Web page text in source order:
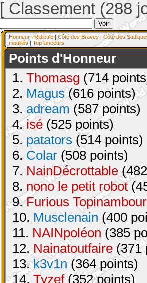
[ Classement (288
Honneur|Ridicule | Côté des Braves | Côté des
mouillés| Top lanceurs
Points d'Honneur
1. Thomasg (714
2. Magus(616 points)
3. adream (587 points)
4.isé (525 points)
5. patators (514 points)
6. Colar (508 points)
7. NainDécrottable
8. nono le petit robot
9.Furious Topinambour
10. Musclenain (400
11. NAINpoléon (385
12. Nainatoutfaire (371
13.k3v1n (364 points)
14. Tyzef(352 points)